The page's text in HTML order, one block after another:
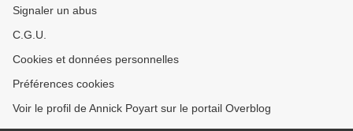
Signaler un abus
C.G.U.
Cookies et données personnelles
Préférences cookies
Voir le profil de Annick Poyart sur le portail Overblog